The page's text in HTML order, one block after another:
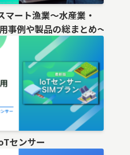
マート漁業〜水産業・
事例や製品の総まとめ〜
センサー